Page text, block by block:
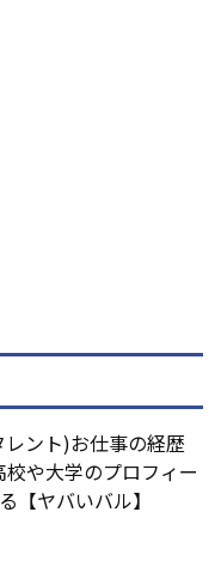
ント)お仕事の経歴
校や大学のプロフィー
【ヤバいバル】